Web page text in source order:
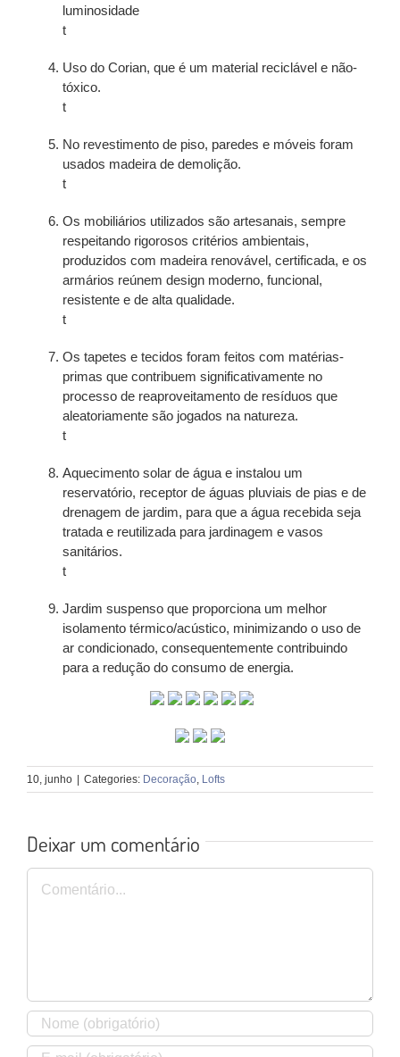
luminosidade
t
Uso do Corian, que é um material reciclável e não-
tóxico.
t
No revestimento de piso, paredes e móveis foram
usados madeira de demolição.
t
Os mobiliários utilizados são artesanais, sempre
respeitando rigorosos critérios ambientais,
produzidos com madeira renovável, certificada, e os
armários reúnem design moderno, funcional,
resistente e de alta qualidade.
t
Os tapetes e tecidos foram feitos com matérias-
primas que contribuem significativamente no
processo de reaproveitamento de resíduos que
aleatoriamente são jogados na natureza.
t
Aquecimento solar de água e instalou um
reservatório, receptor de águas pluviais de pias e de
drenagem de jardim, para que a água recebida seja
tratada e reutilizada para jardinagem e vasos
sanitários.
t
Jardim suspenso que proporciona um melhor
isolamento térmico/acústico, minimizando o uso de
ar condicionado, consequentemente contribuindo
para a redução do consumo de energia.
10, junho Categories: Decoração, Lofts
Deixar um comentário
Comentário